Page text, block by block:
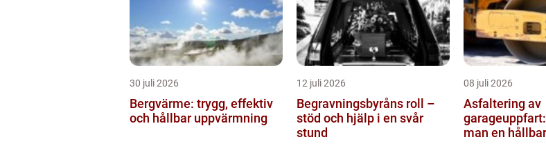
30 juli 2026
Bergvärme: trygg, effektiv
och hållbar uppvärmning
12 juli 2026
Begravningsbyråns roll –
stöd och hjälp i en svår
stund
08 juli 2026
Asfaltering av
man en